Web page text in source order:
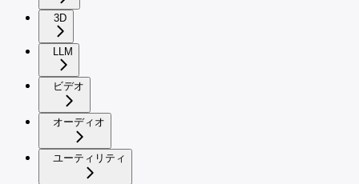
3D
LLM
ビデオ
オーディオ
ユーティリティ